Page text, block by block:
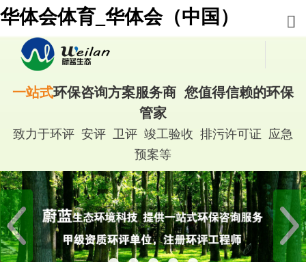
华体会体育_华体会（中国）
一站式环保咨询方案服务商 您值得信赖的环保
管家
致力于环评 安评 卫评 竣工验收 排污许可证 应急
预案等